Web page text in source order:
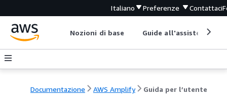
Italiano Preferenze Contattaci
Nozioni di base Guide all'assistenza
Documentazione AWS Amplify Guida per l’utente